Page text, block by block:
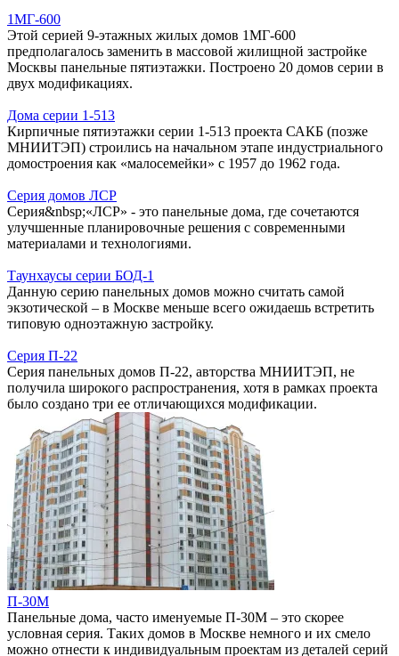
1МГ-600
Этой серией 9-этажных жилых домов 1МГ-600
предполагалось заменить в массовой жилищной застройке
Москвы панельные пятиэтажки. Построено 20 домов серии в
двух модификациях.
Дома серии 1-513
Кирпичные пятиэтажки серии 1-513 проекта САКБ (позже
МНИИТЭП) строились на начальном этапе индустриального
домостроения как «малосемейки» с 1957 до 1962 года.
Серия домов ЛСР
Серия&nbsp;«ЛСР» - это панельные дома, где сочетаются
улучшенные планировочные решения с современными
материалами и технологиями.
Таунхаусы серии БОД-1
Данную серию панельных домов можно считать самой
экзотической – в Москве меньше всего ожидаешь встретить
типовую одноэтажную застройку.
Серия П-22
Серия панельных домов П-22, авторства МНИИТЭП, не
получила широкого распространения, хотя в рамках проекта
было создано три ее отличающихся модификации.
П-30М
Панельные дома, часто именуемые П-30М – это скорее
условная серия. Таких домов в Москве немного и их смело
можно отнести к индивидуальным проектам из деталей серий